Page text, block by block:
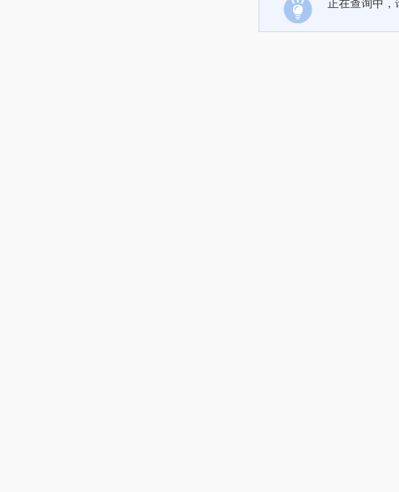
正在查询中，